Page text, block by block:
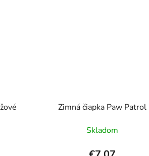
Zimná čiapka Paw Patrol
Skladom